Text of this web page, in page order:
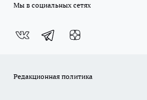
Мы в социальных сетях
Редакционная политика